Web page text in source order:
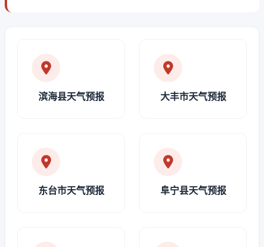
滨海县天气预报 大丰市天气预报
东台市天气预报 阜宁县天气预报